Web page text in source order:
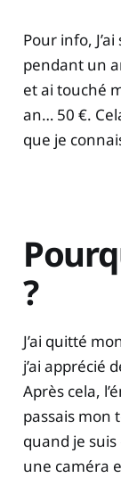
Pour info,
pendant un
et ai touché
an… 50 €.
que je
?
J’ai quitté
j’ai apprécié
Après cela,
passais mon
quand je
une caméra